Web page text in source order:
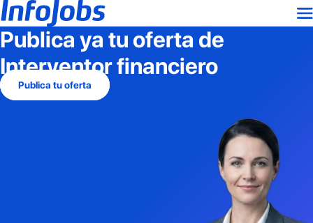
Publica ya tu oferta de
Interventor financiero
Publica tu oferta